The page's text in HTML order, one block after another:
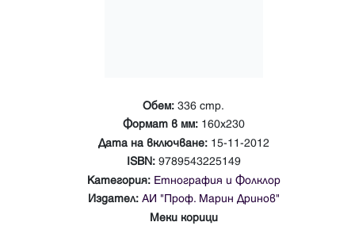
Обем: 336 стр.
Формат в мм: 160х230
Дата на включване: 15-11-2012
ISBN: 9789543225149
Категория: Етнография и Фолклор
Издател: АИ "Проф. Марин Дринов"
Меки корици